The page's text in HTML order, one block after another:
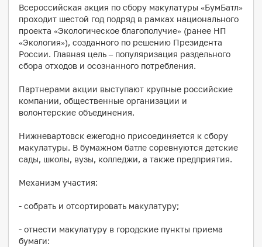
Всероссийская акция по сбору макулатуры «БумБатл»
проходит шестой год подряд в рамках национального
проекта «Экологическое благополучие» (ранее НП
«Экология»), созданного по решению Президента
России. Главная цель – популяризация раздельного
сбора отходов и осознанного потребления.
Партнерами акции выступают крупные российские
компании, общественные организации и
волонтерские объединения.
Нижневартовск ежегодно присоединяется к сбору
макулатуры. В бумажном батле соревнуются детские
сады, школы, вузы, колледжи, а также предприятия.
Механизм участия:
- собрать и отсортировать макулатуру;
- отнести макулатуру в городские пункты приема
бумаги: